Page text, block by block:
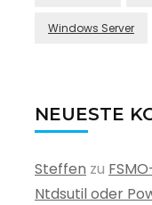
Windows Server
NEUESTE
Steffen zu
Ntdsutil oder